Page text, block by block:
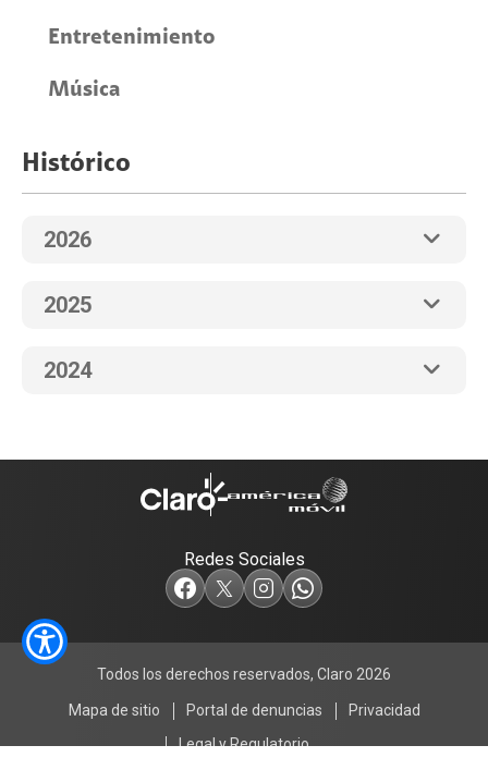
Entretenimiento
Música
Histórico
2026
2025
2024
Redes Sociales
Todos los derechos reservados, Claro 2026
Mapa de sitio Portal de denuncias
Privacidad
Legal y Regulatorio